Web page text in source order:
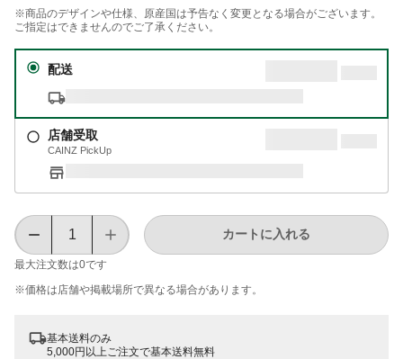
※商品のデザインや仕様、原産国は予告なく変更となる場合がございます。
ご指定はできませんのでご了承ください。
配送
店舗受取
CAINZ PickUp
最大注文数は0です
カートに入れる
※価格は​店舗や​掲載場所で​異なる​場合が​あります。
基本送料のみ
5,000円以上ご注文で基本送料無料